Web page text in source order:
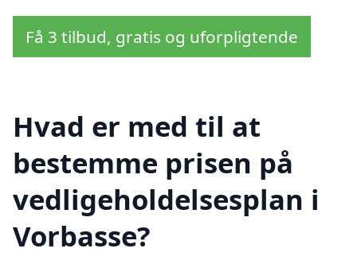
Få 3 tilbud, gratis og uforpligtende
Hvad er med til at
bestemme prisen på
vedligeholdelsesplan i
Vorbasse?